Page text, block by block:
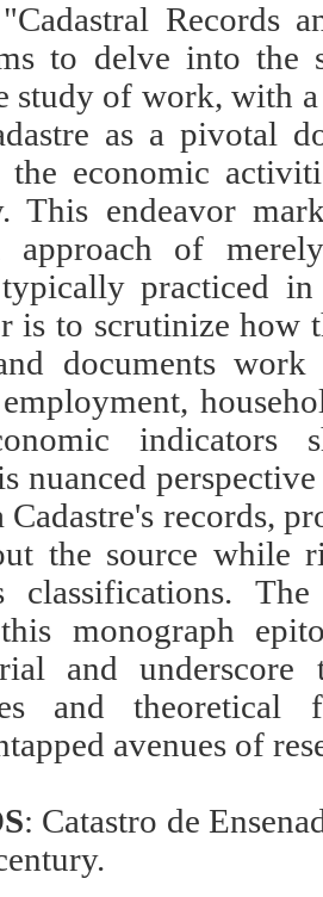
Records
to delve into the
study of work, with
as a pivotal
the economic
This endeavor
approach of
practiced
is to scrutinize how
documents
indicators
nuanced
Cadastre's records,
the source while
classifications.
monograph
and
and theoretical
avenues of
: Catastro de